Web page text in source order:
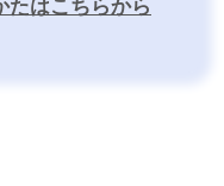
たはこちらから